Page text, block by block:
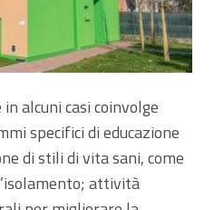
alcuni casi coinvolge
specifici di educazione
di stili di vita sani, come
attività